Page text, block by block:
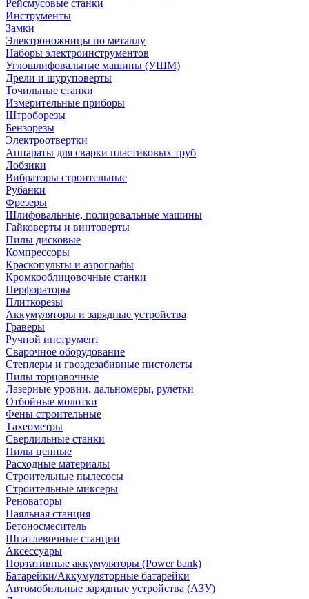
Рейсмусовые станки
Инструменты
Замки
Электроножницы по металлу
Наборы электроинструментов
Углошлифовальные машины (УШМ)
Дрели и шуруповерты
Точильные станки
Измерительные приборы
Штроборезы
Бензорезы
Электроотвертки
Аппараты для сварки пластиковых труб
Лобзики
Вибраторы строительные
Рубанки
Фрезеры
Шлифовальные, полировальные машины
Гайковерты и винтоверты
Пилы дисковые
Компрессоры
Краскопульты и аэрографы
Кромкооблицовочные станки
Перфораторы
Плиткорезы
Аккумуляторы и зарядные устройства
Граверы
Ручной инструмент
Сварочное оборудование
Степлеры и гвоздезабивные пистолеты
Пилы торцовочные
Лазерные уровни, дальномеры, рулетки
Отбойные молотки
Фены строительные
Тахеометры
Сверлильные станки
Пилы цепные
Расходные материалы
Строительные пылесосы
Строительные миксеры
Реноваторы
Паяльная станция
Бетоносмеситель
Шпатлевочные станции
Аксессуары
Портативные аккумуляторы (Power bank)
Батарейки/Аккумуляторные батарейки
Автомобильные зарядные устройства (АЗУ)